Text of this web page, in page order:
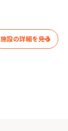
施設の詳細を見る